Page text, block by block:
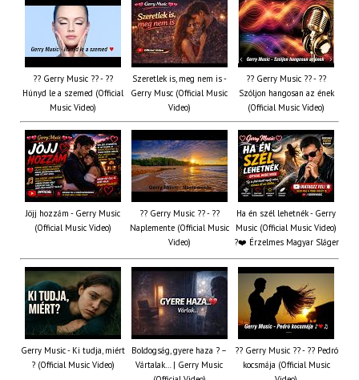
?? Gerry Music ?? - ??
Húnyd le a szemed (Official
Music Video)
Szeretlek is, meg nem is -
Gerry Musc (Official Music
Video)
?? Gerry Music ?? - ??
Szóljon hangosan az ének
(Official Music Video)
Jöjj hozzám - Gerry Music
(Official Music Video)
?? Gerry Music ?? - ??
Naplemente (Official Music
Video)
Ha én szél lehetnék - Gerry
Music (Official Music Video)
?️❤️ Érzelmes Magyar Sláger
Gerry Music - Ki tudja, miért
? (Official Music Video)
Boldogság, gyere haza ? –
Vártalak… | Gerry Music
?? Gerry Music ?? - ?? Pedró
kocsmája (Official Music